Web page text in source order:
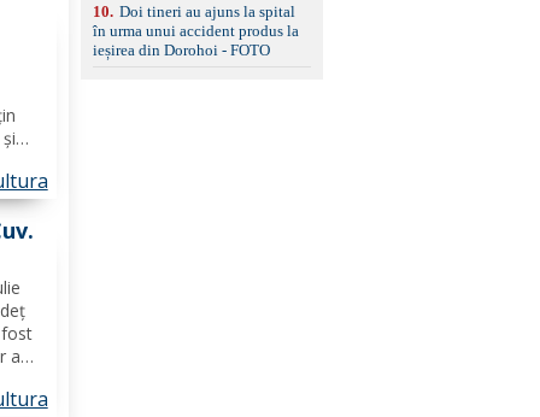
şi,
a
10. Doi tineri au ajuns la spital
în urma unui accident produs la
ieșirea din Dorohoi - FOTO